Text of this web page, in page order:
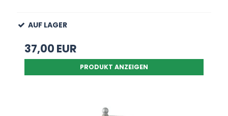
AUF LAGER
37,00 EUR
PRODUKT ANZEIGEN